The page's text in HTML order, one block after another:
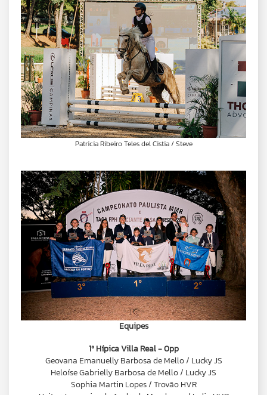
Patricia Ribeiro Teles del Cistia / Steve
Equipes
1º Hípica Villa Real - 0pp
Geovana Emanuelly Barbosa de Mello / Lucky JS
Heloíse Gabrielly Barbosa de Mello / Lucky JS
Sophia Martin Lopes / Trovão HVR